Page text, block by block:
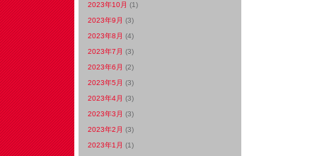
2023年10月 (1)
2023年9月 (3)
2023年8月 (4)
2023年7月 (3)
2023年6月 (2)
2023年5月 (3)
2023年4月 (3)
2023年3月 (3)
2023年2月 (3)
2023年1月 (1)